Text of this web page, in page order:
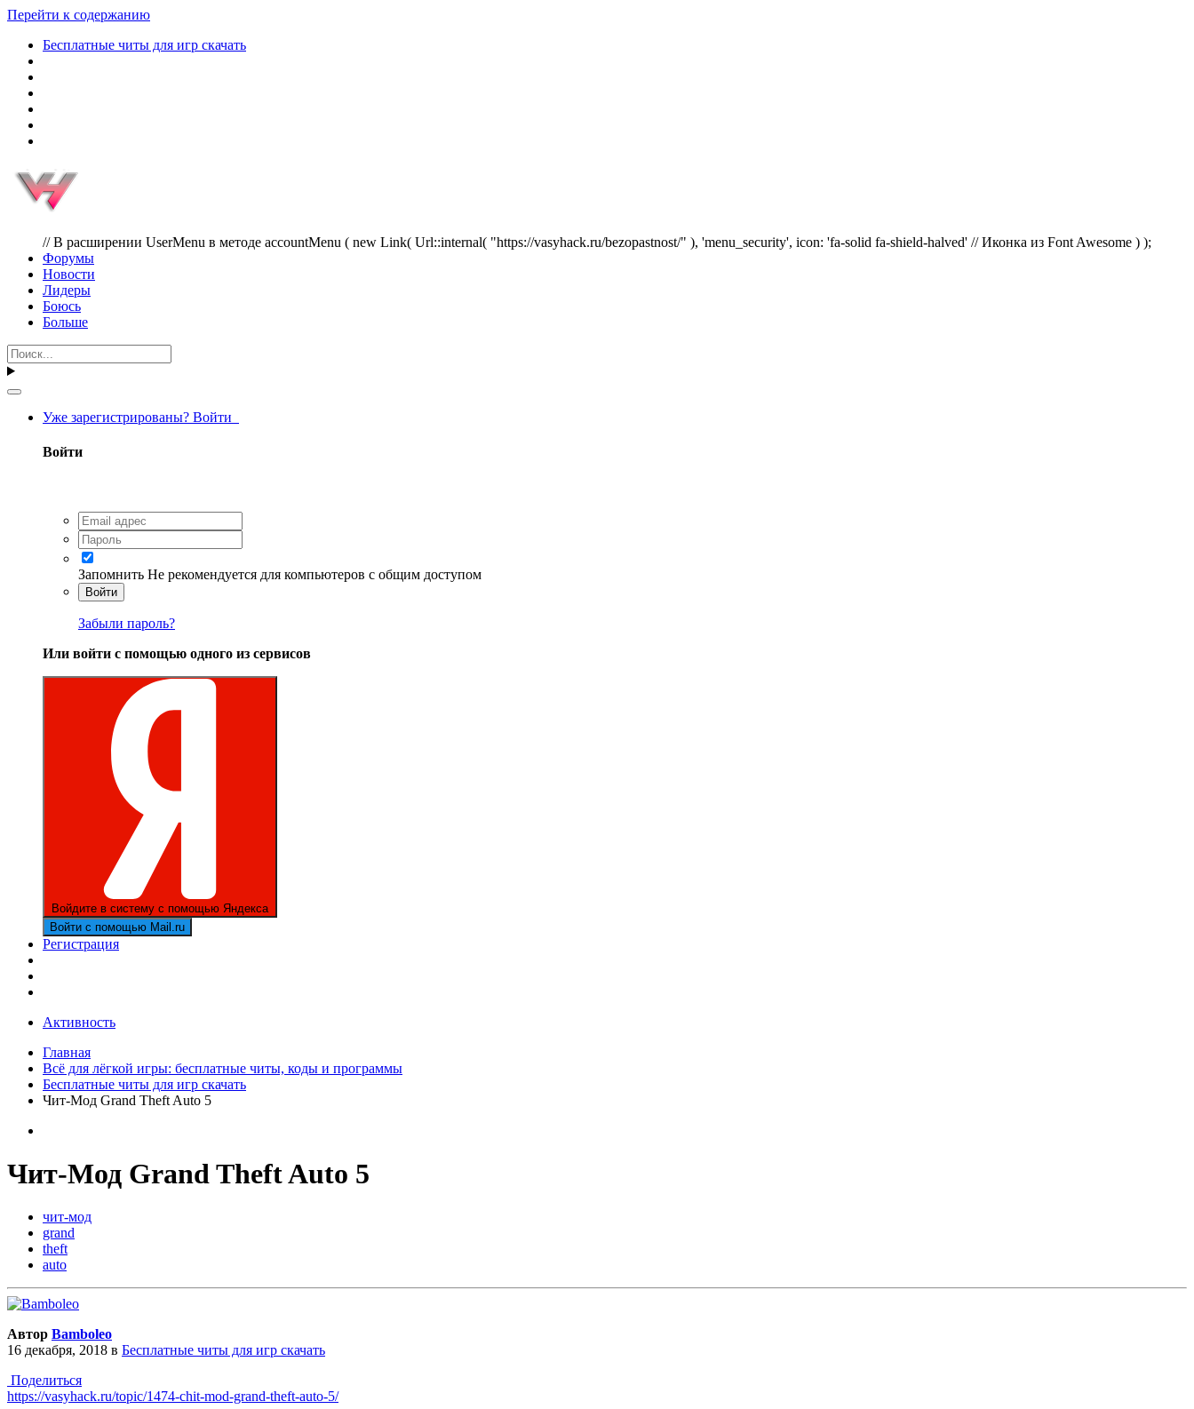
Перейти к содержанию
Бесплатные читы для игр скачать
// В расширении UserMenu в методе accountMenu ( new Link( Url::internal( "https://vasyhack.ru/bezopastnost/" ), 'menu_security', icon: 'fa-solid fa-shield-halved' // Иконка из Font Awesome ) );
Форумы
Новости
Лидеры
Боюсь
Больше
Уже зарегистрированы? Войти
Войти
Запомнить Не рекомендуется для компьютеров с общим доступом
Войти
Забыли пароль?
Или войти с помощью одного из сервисов
Войдите в систему с помощью Яндекса
Войти с помощью Mail.ru
Регистрация
Активность
Главная
Всё для лёгкой игры: бесплатные читы, коды и программы
Бесплатные читы для игр скачать
Чит-Мод Grand Theft Auto 5
Чит-Мод Grand Theft Auto 5
чит-мод
grand
theft
auto
Автор Bamboleo
16 декабря, 2018 в Бесплатные читы для игр скачать
Поделиться
https://vasyhack.ru/topic/1474-chit-mod-grand-theft-auto-5/